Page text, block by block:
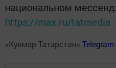
национальном
https://max.ru/tatmedia
«Кукмор Татарстан»